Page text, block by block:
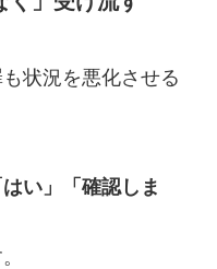
状況を悪化させる
はい」「確認しま